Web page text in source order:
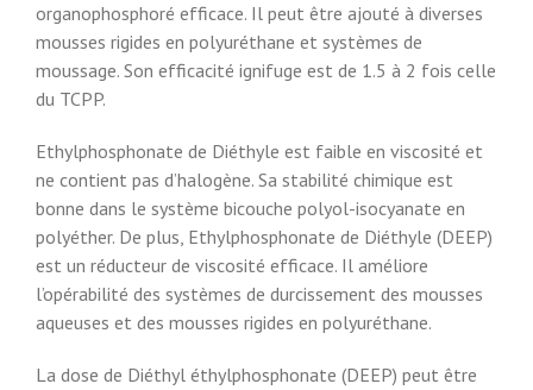
organophosphoré efficace. Il peut être ajouté à diverses
mousses rigides en polyuréthane et systèmes de
moussage. Son efficacité ignifuge est de 1.5 à 2 fois celle
du TCPP.
Ethylphosphonate de Diéthyle est faible en viscosité et
ne contient pas d’halogène. Sa stabilité chimique est
bonne dans le système bicouche polyol-isocyanate en
polyéther. De plus, Ethylphosphonate de Diéthyle (DEEP)
est un réducteur de viscosité efficace. Il améliore
l’opérabilité des systèmes de durcissement des mousses
aqueuses et des mousses rigides en polyuréthane.
La dose de Diéthyl éthylphosphonate (DEEP) peut être